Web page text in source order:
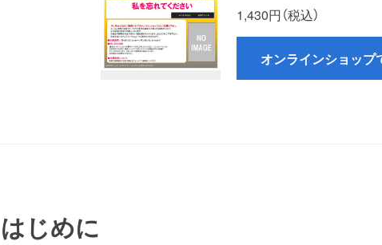
1,430円（税込）
オンラインショップ
はじめに